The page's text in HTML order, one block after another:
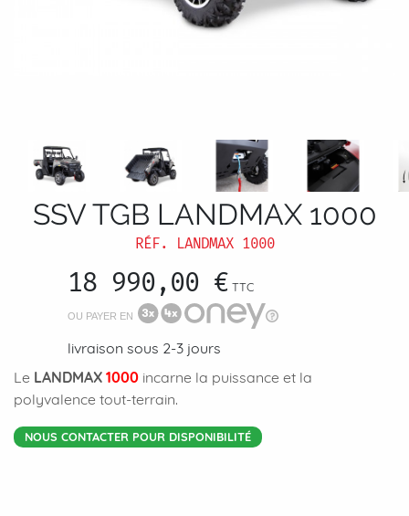
SSV TGB LANDMAX 1000
RÉF. LANDMAX 1000
18 990,00 € TTC
OU PAYER EN
livraison sous 2-3 jours
Le LANDMAX 1000 incarne la puissance et la
polyvalence tout-terrain.
NOUS CONTACTER POUR DISPONIBILITÉ